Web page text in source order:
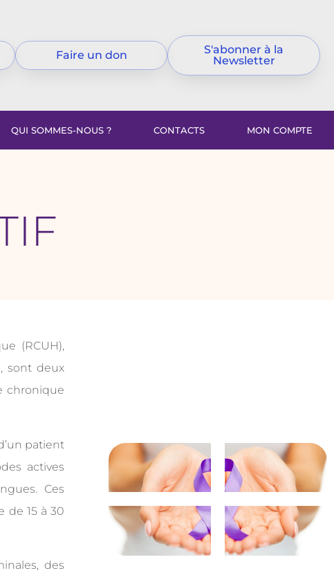
Faire un don
S'abonner à la
Newsletter
QUI SOMMES-NOUS ? CONTACTS MON COMPTE
(RCUH),
, sont deux
chronique
patient
actives
Ces
de 15 à 30
des